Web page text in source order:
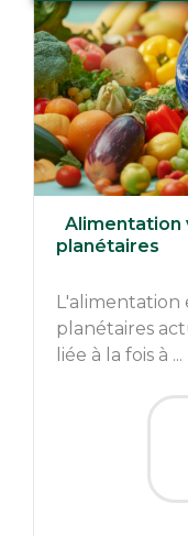
Alimentation
planétaires
planétaires
liée à la fois à ...